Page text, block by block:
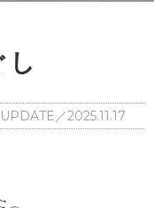
し
UPDATE／2025.11.17